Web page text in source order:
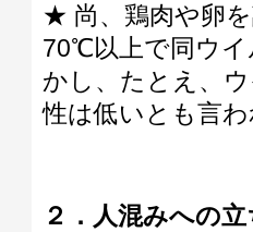
★ 尚、鶏肉や卵
70℃以上で同ウ
かし、たとえ、
性は低いとも言
２．人混みへの